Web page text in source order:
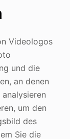
Videologos
und die
an denen
um den
des
Sie die